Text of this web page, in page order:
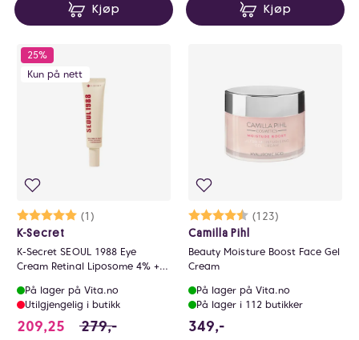
Kjøp Kjøp
25%
Kun på nett
Karakter:
(1)
5.0 av 5 mulige
K-Secret
K-Secret SEOUL 1988 Eye
Cream Retinal Liposome 4% +
På lager på Vita.no
Utilgjengelig i butikk
209,25 209.25 i stedet for 279 NOK, du sparer 69.75
279,-
Karakter:
(123)
4.7 av 5 mulige
Camilla Pihl
Beauty Moisture Boost Face Gel
Cream
På lager på Vita.no
På lager i 112 butikker
349,-